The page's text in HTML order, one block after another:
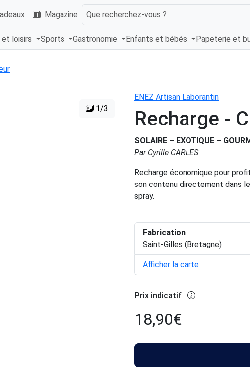
Magazine Que recherchez-vous ?
et loisirs Sports Gastronomie Enfants et bébés Papeterie et
1/3
ENEZ Artisan Laborantin
Recharge -
SOLAIRE – EXOTIQUE –
Par Cyrille CARLES
Recharge économique pour
son contenu directement dans
spray.
Fabrication
Saint-Gilles (Bretagne)
Afficher la carte
Prix indicatif
18,90€